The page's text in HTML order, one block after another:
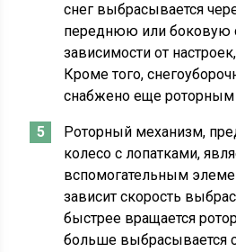
снег выбрасывается
переднюю или боковую
зависимости от
Кроме того,
снабжено еще
Роторный механизм,
колесо с лопатками,
вспомогательным
зависит скорость
быстрее вращается
больше выбрасывается